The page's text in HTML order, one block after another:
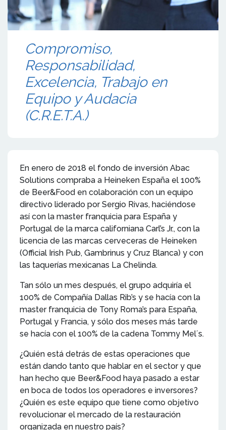
Compromiso,
Responsabilidad,
Excelencia, Trabajo en
Equipo y Audacia
(C.R.E.T.A.)
En enero de 2018 el fondo de inversión Abac
Solutions compraba a Heineken España el 100%
de Beer&Food en colaboración con un equipo
directivo liderado por Sergio Rivas, haciéndose
así con la master franquicia para España y
Portugal de la marca californiana Carl’s Jr., con la
licencia de las marcas cerveceras de Heineken
(Official Irish Pub, Gambrinus y Cruz Blanca) y con
las taquerías mexicanas La Chelinda.
Tan sólo un mes después, el grupo adquiría el
100% de Compañía Dallas Rib’s y se hacía con la
master franquicia de Tony Roma’s para España,
Portugal y Francia, y sólo dos meses más tarde
se hacía con el 100% de la cadena Tommy Mel´s.
¿Quién está detrás de estas operaciones que
están dando tanto que hablar en el sector y que
han hecho que Beer&Food haya pasado a estar
en boca de todos los operadores e inversores?
¿Quién es este equipo que tiene como objetivo
revolucionar el mercado de la restauración
organizada en nuestro país?